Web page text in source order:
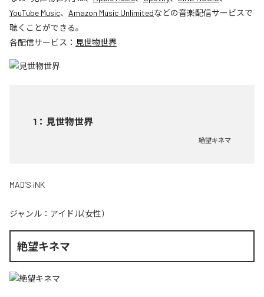
YouTube Music、 Amazon Music Unlimitedなどの音楽配信サービスで
聴くことができる。
各配信サービス： 見世物世界
1 ： 見世物世界
絶望キネマ
MAD’S iNK
ジャンル： アイドル(女性)
絶望キネマ